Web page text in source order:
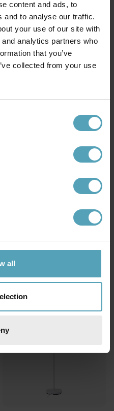
content and ads, to
and to analyse our traffic.
your use of our site with
analytics partners who
that you’ve
collected from your use
all
LUCIDE
Skanska golvlampa
1 735 kr
Rek. 2 169 kr
849 kr
PRISMATCH